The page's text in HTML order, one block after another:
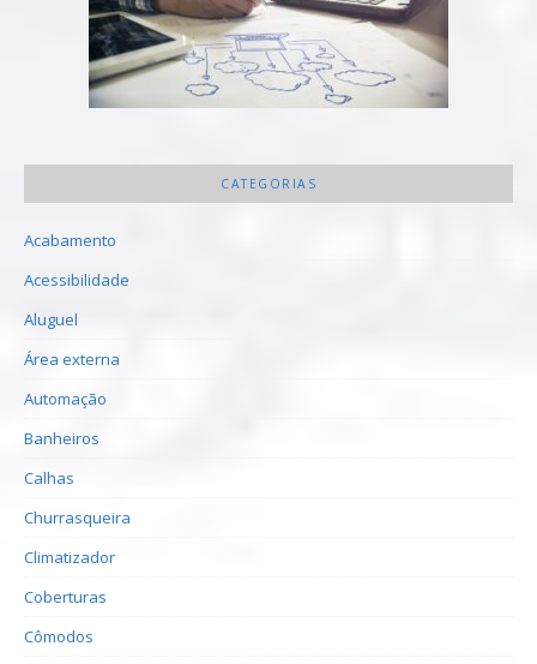
CATEGORIAS
Acabamento
Acessibilidade
Aluguel
Área externa
Automação
Banheiros
Calhas
Churrasqueira
Climatizador
Coberturas
Cômodos